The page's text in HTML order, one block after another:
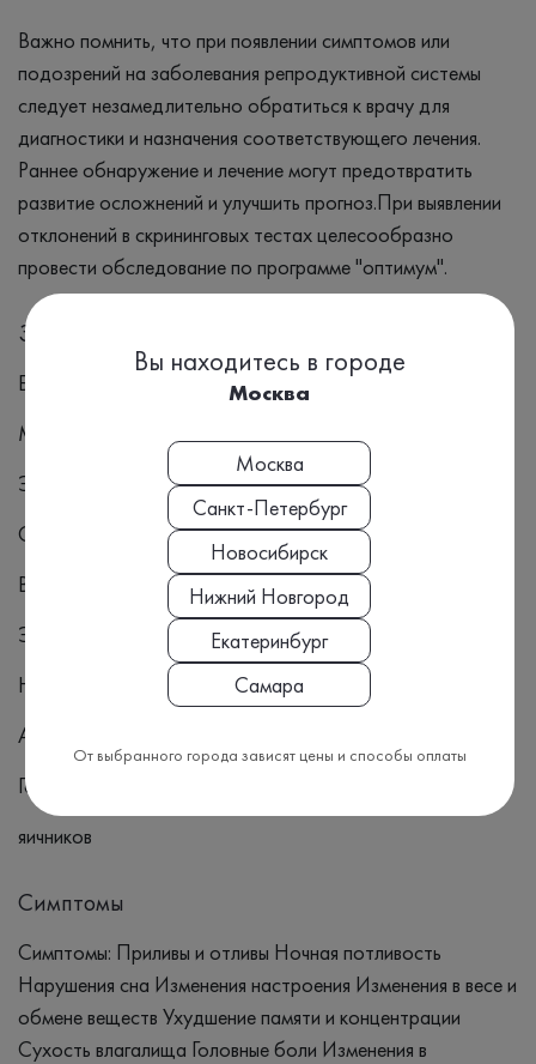
Важно помнить, что при появлении симптомов или
подозрений на заболевания репродуктивной системы
следует незамедлительно обратиться к врачу для
диагностики и назначения соответствующего лечения.
Раннее обнаружение и лечение могут предотвратить
развитие осложнений и улучшить прогноз.При выявлении
отклонений в скрининговых тестах целесообразно
провести обследование по программе "оптимум".
Заболевания
Бесплодие
Менопауза
Эндометриоз
Синдром поликистозных яичников (СПКЯ)
Воспалительные заболевания таза
Эстрогензависимые новообразования
Невынашивание беременности
Акне
Гормонпродуцирующие опухоли коры надпочечников
яичников
Симптомы
Симптомы: Приливы и отливы Ночная потливость
Нарушения сна Изменения настроения Изменения в весе и
обмене веществ Ухудшение памяти и концентрации
Сухость влагалища Головные боли Изменения в
Вы находитесь в городе
Москва
Москва
Санкт-Петербург
Новосибирск
Нижний Новгород
Екатеринбург
Самара
От выбранного города зависят цены и способы оплаты